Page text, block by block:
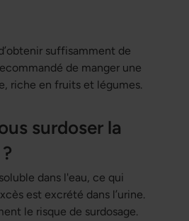
suffisamment de
de manger une
riche en fruits et légumes.
surdoser la
dans l'eau, ce qui
est excrété dans l’urine.
le risque de surdosage.